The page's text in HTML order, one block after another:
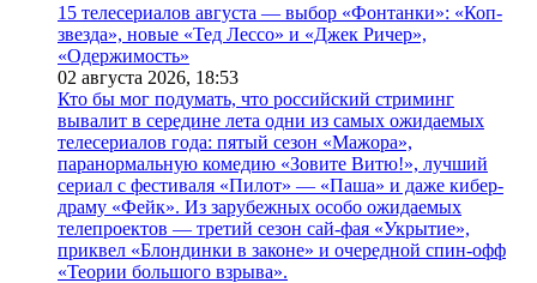
15 телесериалов августа — выбор «Фонтанки»: «Коп-
звезда», новые «Тед Лессо» и «Джек Ричер»,
«Одержимость»
02 августа 2026, 18:53
Кто бы мог подумать, что российский стриминг
вывалит в середине лета одни из самых ожидаемых
телесериалов года: пятый сезон «Мажора»,
паранормальную комедию «Зовите Витю!», лучший
сериал с фестиваля «Пилот» — «Паша» и даже кибер-
драму «Фейк». Из зарубежных особо ожидаемых
телепроектов — третий сезон сай-фая «Укрытие»,
приквел «Блондинки в законе» и очередной спин-офф
«Теории большого взрыва».